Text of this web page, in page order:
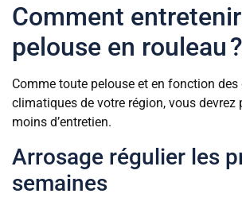
Comment
pelouse en rouleau ?
Comme toute pelouse et en fonction
climatiques de votre région, vous devrez
moins d’entretien.
Arrosage régulier les
semaines